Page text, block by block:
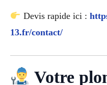
Devis rapide ici :
13.fr/contact/
Votre